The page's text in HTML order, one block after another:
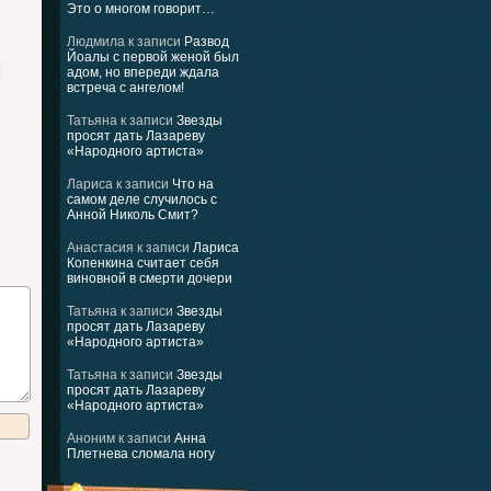
Это о многом говорит…
Людмила к записи Развод
Йоалы с первой женой был
адом, но впереди ждала
встреча с ангелом!
Татьяна к записи Звезды
просят дать Лазареву
«Народного артиста»
Лариса к записи Что на
самом деле случилось с
Анной Николь Смит?
Анастасия к записи Лариса
Копенкина считает себя
виновной в смерти дочери
Татьяна к записи Звезды
просят дать Лазареву
«Народного артиста»
Татьяна к записи Звезды
просят дать Лазареву
«Народного артиста»
Аноним к записи Анна
Плетнева сломала ногу